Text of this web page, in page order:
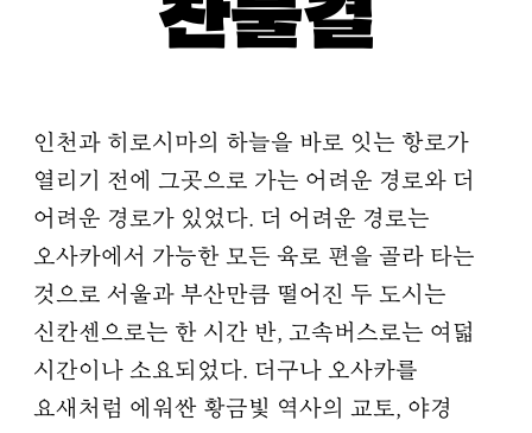
잔물결
인천과 히로시마의 하늘을 바로 잇는 항로가
열리기 전에 그곳으로 가는 어려운 경로와 더
어려운 경로가 있었다. 더 어려운 경로는
오사카에서 가능한 모든 육로 편을 골라 타는
것으로 서울과 부산만큼 떨어진 두 도시는
신칸센으로는 한 시간 반, 고속버스로는 여덟
시간이나 소요되었다. 더구나 오사카를
요새처럼 에워싼 황금빛 역사의 교토, 야경